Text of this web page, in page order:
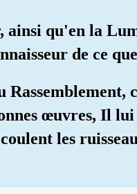
ainsi qu'en la
de ce
œuvres, Il lui
les